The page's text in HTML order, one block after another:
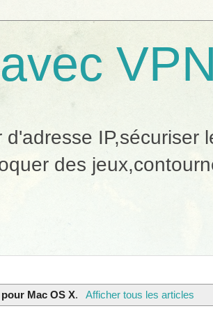
VPN
IP,sécuriser
des
Mac OS X. Afficher tous les articles